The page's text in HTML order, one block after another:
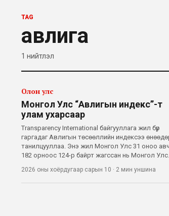
TAG
авлига
1 нийтлэл
Олон улс
Монгол Улс “Авлигын индекс”-т
улам ухарсаар
Transparency International байгууллага жил бүр
гаргадаг Авлигын төсөөллийн индексээ
танилцууллаа. Энэ жил Монгол Улс 31 оноо авч,
182 орноос 124-р байрт жагссан нь Монгол Улс
уруудах чиг хандлага тасралтгүй үргэлжилж
байгааг харууллаа. Сүүлийн жилүү
2026 оны хоёрдугаар сарын 10 · 2 мин уншина